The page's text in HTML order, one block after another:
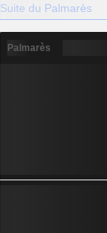
Suite du Palmarès
Palmarès